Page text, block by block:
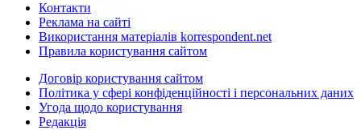
Контакти
Реклама на сайті
Використання матеріалів korrespondent.net
Правила користування сайтом
Договір користування сайтом
Політика у сфері конфіденційності і персональних даних
Угода щодо користування
Редакція